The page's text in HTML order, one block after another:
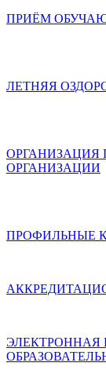
ПРИЁМ
ЛЕТНЯЯ
ОРГАНИЗАЦИЯ
ОРГАНИЗАЦИИ
ПРОФИЛЬНЫЕ